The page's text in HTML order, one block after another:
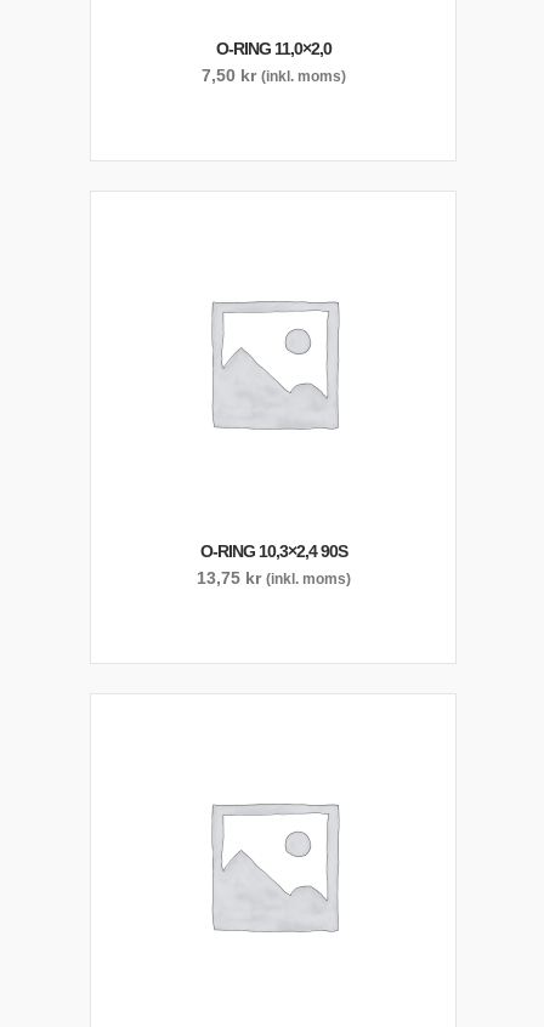
O-RING 11,0×2,0
7,50 kr (inkl. moms)
O-RING 10,3×2,4 90S
13,75 kr (inkl. moms)